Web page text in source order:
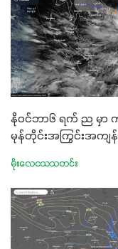
နိုဝင်ဘာ၆ ရက် ည မှာ
မုန်တိုင်းအကြွင်းအကျန်
မိုးလေဝသသတင်း